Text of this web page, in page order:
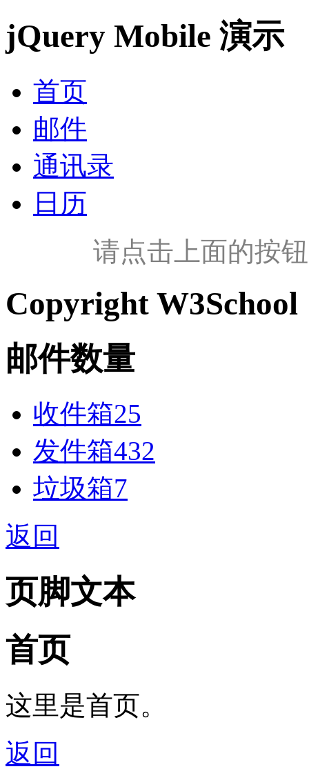
jQuery Mobile 演示
首页
邮件
通讯录
日历
请点击上面的按
Copyright W3School
邮件数量
收件箱25
发件箱432
垃圾箱7
返回
页脚文本
首页
这里是首页。
返回